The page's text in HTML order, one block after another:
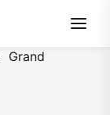
Grand